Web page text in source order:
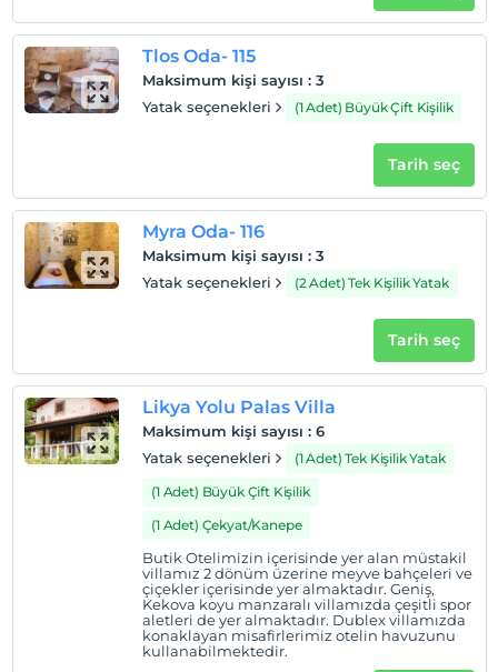
Çocuklar
2 yaşına kadar olan bebekler ücretsizdir.
Her bir oda için 3 yaşına kadar 1 çocuk ücretsizdir
Tlos Oda- 115
Maksimum kişi sayısı : 3
Yatak seçenekleri
(1 Adet) Büyük Çift Kişilik
Tarih seç
Myra Oda- 116
Maksimum kişi sayısı : 3
Yatak seçenekleri
(2 Adet) Tek Kişilik Yatak
Tarih seç
Likya Yolu Palas Villa
Maksimum kişi sayısı : 6
Yatak seçenekleri
(1 Adet) Tek Kişilik Yatak
(1 Adet) Büyük Çift Kişilik
(1 Adet) Çekyat/Kanepe
Butik Otelimizin içerisinde yer alan müstakil
villamız 2 dönüm üzerine meyve bahçeleri ve
çiçekler içerisinde yer almaktadır. Geniş,
Kekova koyu manzaralı villamızda çeşitli spor
aletleri de yer almaktadır. Dublex villamızda
konaklayan misafirlerimiz otelin havuzunu
kullanabilmektedir.